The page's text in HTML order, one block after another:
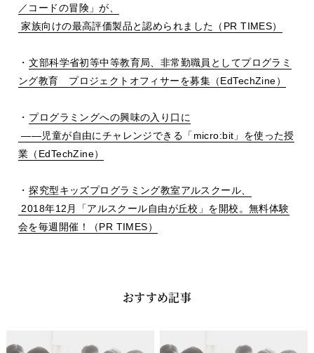
／コードの冒険」が、
家族向けの最高評価製品と認められました（PR TIMES）
・文部科学省初等中等教育局、非常勤職員としてプログラミ
ング教育 プロジェクトオフィサーを募集（EdTechZine）
・ プログラミングへの興味の入り口に
――児童が自由にチャレンジできる「micro:bit」を使った授
業（EdTechZine）
・探究型キッズプログラミング教室アルスクール、
2018年12月「アルスクール自由が丘校」を開校。無料体験
会を毎週開催！（PR TIMES）
おすすめ記事